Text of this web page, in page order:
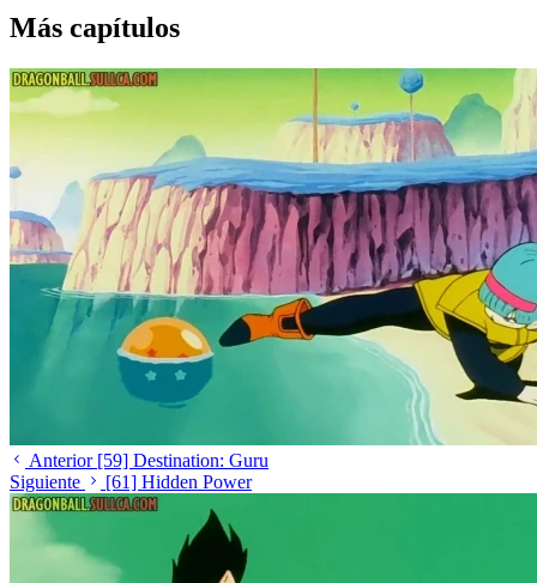
Más capítulos
Anterior [59] Destination: Guru
Siguiente
[61] Hidden Power